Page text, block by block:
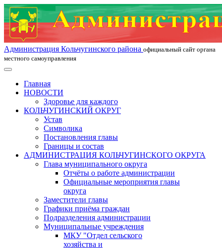
Администрация Кольчугинского района официальный сайт органа
местного самоуправления
Главная
НОВОСТИ
Здоровье для каждого
КОЛЬЧУГИНСКИЙ ОКРУГ
Устав
Символика
Постановления главы
Границы и состав
АДМИНИСТРАЦИЯ КОЛЬЧУГИНСКОГО ОКРУГА
Глава муниципального округа
Отчёты о работе администрации
Официальные мероприятия главы
округа
Заместители главы
Графики приёма граждан
Подразделения администрации
Муниципальные учреждения
МКУ "Отдел сельского
хозяйства и